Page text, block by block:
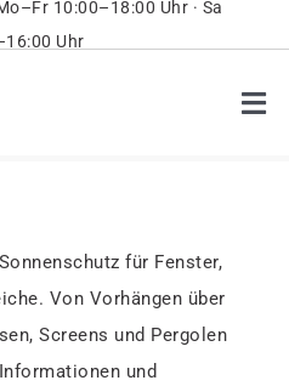
10:00–18:00 Uhr · Sa
Uhr
für Fenster,
Von Vorhängen über
Screens und Pergolen
und